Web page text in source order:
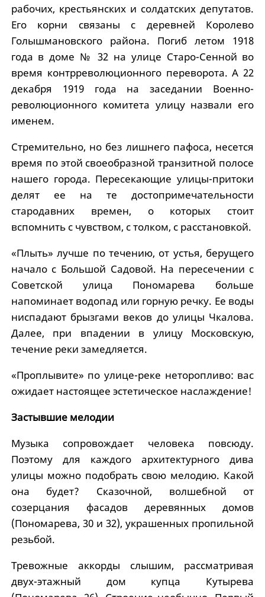
рабочих, крестьянских и солдатских депутатов.
Его корни связаны с деревней Королево
Голышмановского района. Погиб летом 1918
года в доме № 32 на улице Старо-Сенной во
время контрреволюционного переворота. А 22
декабря 1919 года на заседании Военно-
революционного комитета улицу назвали его
именем.
Стремительно, но без лишнего пафоса, несется
время по этой своеобразной транзитной полосе
нашего города. Пересекающие улицы-притоки
делят ее на те достопримечательности
стародавних времен, о которых стоит
вспомнить с чувством, с толком, с расстановкой.
«Плыть» лучше по течению, от устья, берущего
начало с Большой Садовой. На пересечении с
Советской улица Пономарева больше
напоминает водопад или горную речку. Ее воды
ниспадают брызгами веков до улицы Чкалова.
Далее, при впадении в улицу Московскую,
течение реки замедляется.
«Проплывите» по улице-реке неторопливо: вас
ожидает настоящее эстетическое наслаждение!
Застывшие мелодии
Музыка сопровождает человека повсюду.
Поэтому для каждого архитектурного дива
улицы можно подобрать свою мелодию. Какой
она будет? Сказочной, волшебной от
созерцания фасадов деревянных домов
(Пономарева, 30 и 32), украшенных пропильной
резьбой.
Тревожные аккорды слышим, рассматривая
двух-этажный дом купца Кутырева